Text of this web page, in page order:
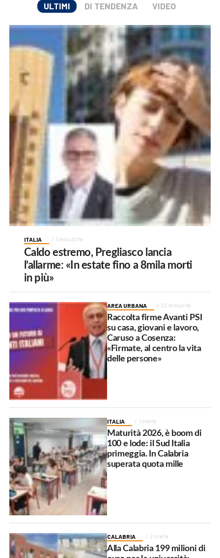
ULTIMI DI TENDENZA VIDEO
ITALIA 1 minuto fa
Caldo estremo, Pregliasco lancia
l’allarme: «In estate fino a 8mila morti
in più»
AREA URBANA 32 minuti fa
Raccolta firme Avanti PSI
su casa, giovani e lavoro,
Caruso a Cosenza:
«Firmate, al centro la vita
delle persone»
ITALIA 1 ora fa
Maturità 2026, è boom di
100 e lode: il Sud Italia
primeggia. In Calabria
superata quota mille
CALABRIA 2 ore fa
Alla Calabria 199 milioni di